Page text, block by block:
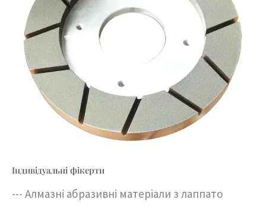
Індивідуальні фікерти
--- Алмазні абразивні матеріали з лаппато